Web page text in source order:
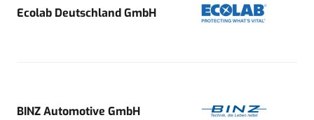
Ecolab Deutschland GmbH
BINZ Automotive GmbH